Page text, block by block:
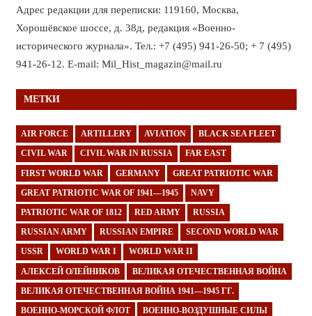
Адрес редакции для переписки: 119160, Москва,
Хорошёвское шоссе, д. 38д, редакция «Военно-
исторического журнала». Тел.: +7 (495) 941-26-50; + 7 (495)
941-26-12. E-mail: Mil_Hist_magazin@mail.ru
МЕТКИ
AIR FORCE ARTILLERY AVIATION BLACK SEA FLEET
CIVIL WAR CIVIL WAR IN RUSSIA FAR EAST
FIRST WORLD WAR GERMANY GREAT PATRIOTIC WAR
GREAT PATRIOTIC WAR OF 1941—1945 NAVY
PATRIOTIC WAR OF 1812 RED ARMY RUSSIA
RUSSIAN ARMY RUSSIAN EMPIRE SECOND WORLD WAR
USSR WORLD WAR I WORLD WAR II
АЛЕКСЕЙ ОЛЕЙНИКОВ ВЕЛИКАЯ ОТЕЧЕСТВЕННАЯ ВОЙНА
ВЕЛИКАЯ ОТЕЧЕСТВЕННАЯ ВОЙНА 1941—1945 ГГ.
ВОЕННО-МОРСКОЙ ФЛОТ ВОЕННО-ВОЗДУШНЫЕ СИЛЫ